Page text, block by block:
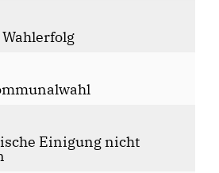
Einigung nicht